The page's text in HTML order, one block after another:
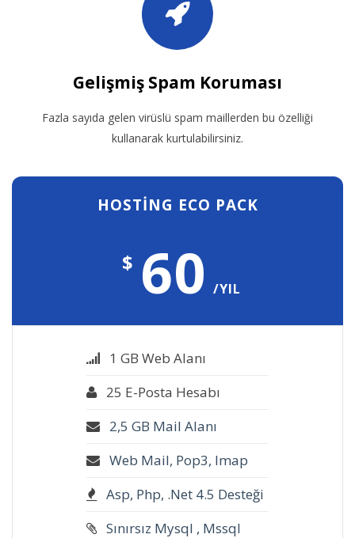
Gelişmiş Spam Koruması
Fazla sayıda gelen virüslü spam maillerden bu özelliği
kullanarak kurtulabilirsiniz.
HOSTİNG ECO PACK
$60/YIL
1 GB Web Alanı
25 E-Posta Hesabı
2,5 GB Mail Alanı
Web Mail, Pop3, Imap
Asp, Php, .Net 4.5 Desteği
Sınırsız Mysql , Mssql